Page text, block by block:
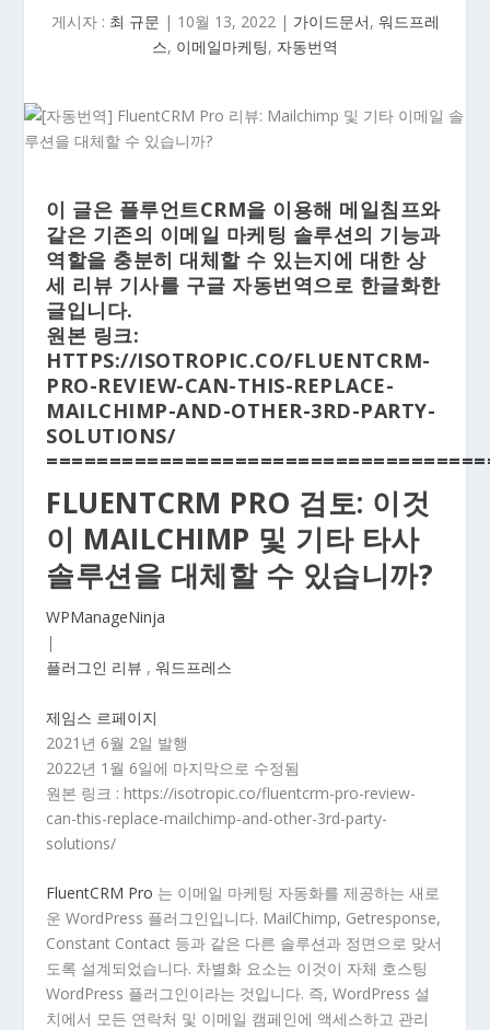
게시자 : 최 규문 | 10월 13, 2022| 가이드문서, 워드프레
스, 이메일마케팅, 자동번역
이 글은 플루언트CRM을 이용해 메일침프와
같은 기존의 이메일 마케팅 솔루션의 기능과
역할을 충분히 대체할 수 있는지에 대한 상
세 리뷰 기사를 구글 자동번역으로 한글화한
글입니다.
원본 링크:
HTTPS://ISOTROPIC.CO/FLUENTCRM-
PRO-REVIEW-CAN-THIS-REPLACE-
MAILCHIMP-AND-OTHER-3RD-PARTY-
SOLUTIONS/
FLUENTCRM PRO 검토: 이것
이 MAILCHIMP 및 기타 타사
솔루션을 대체할 수 있습니까?
WPManageNinja
|
플러그인 리뷰 ,워드프레스
제임스 르페이지
2021년 6월 2일 발행
2022년 1월 6일에 마지막으로 수정됨
원본 링크 : https://isotropic.co/fluentcrm-pro-review-
can-this-replace-mailchimp-and-other-3rd-party-
solutions/
FluentCRM Pro 는 이메일 마케팅 자동화를 제공하는 새로
운 WordPress 플러그인입니다. MailChimp, Getresponse,
Constant Contact 등과 같은 다른 솔루션과 정면으로 맞서
도록 설계되었습니다. 차별화 요소는 이것이 자체 호스팅
WordPress 플러그인이라는 것입니다. 즉, WordPress 설
치에서 모든 연락처 및 이메일 캠페인에 액세스하고 관리